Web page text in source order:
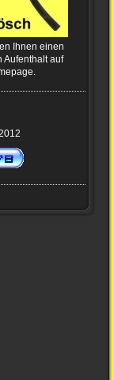
Ihnen einen
Aufenthalt auf